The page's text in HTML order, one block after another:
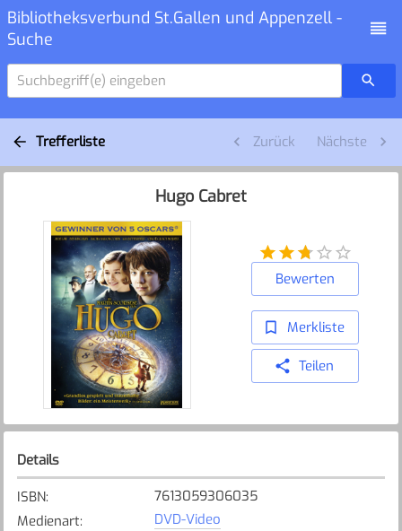
Bibliotheksverbund St.Gallen und Appenzell -
Suche
Suchbegriff(e) eingeben
Trefferliste Zurück Nächste
Hugo Cabret
Bewerten
Merkliste
Teilen
Details
ISBN:
7613059306035
Medienart:
DVD-Video